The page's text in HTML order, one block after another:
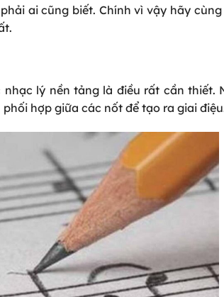
ai cũng biết. Chính vì vậy hãy
lý nền tảng là điều rất cần thiết.
hợp giữa các nốt để tạo ra giai